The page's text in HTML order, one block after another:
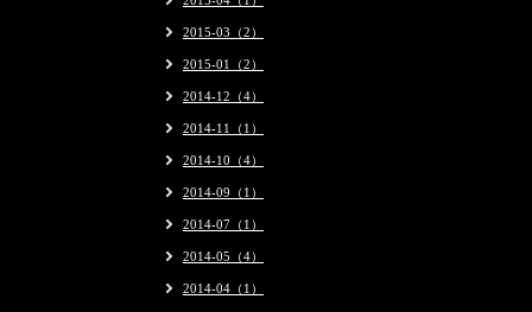
2015-03（2）
2015-01（2）
2014-12（4）
2014-11（1）
2014-10（4）
2014-09（1）
2014-07（1）
2014-05（4）
2014-04（1）